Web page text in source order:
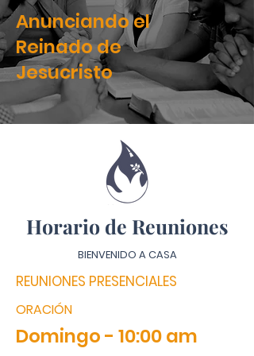
Anunciando el
Reinado de
Jesucristo
Horario de Reuniones
BIENVENIDO A CASA
REUNIONES PRESENCIALES
ORACIÓN
Domingo - 10:00 am